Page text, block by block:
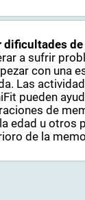
dificultades
a sufrir
con una
Las
pueden
de
edad u otros
de la